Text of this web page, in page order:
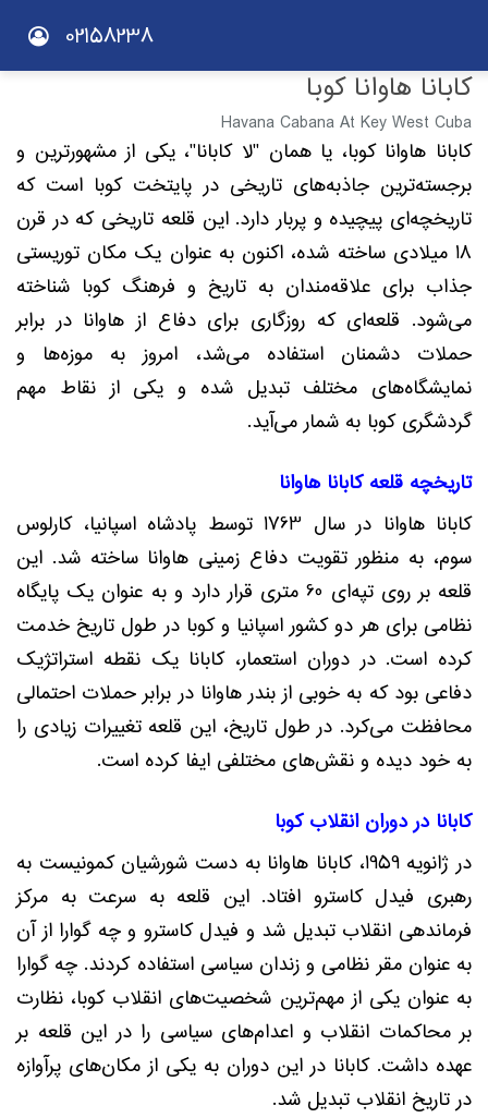
02158238
کابانا هاوانا کوبا
Havana Cabana At Key West Cuba
کابانا هاوانا کوبا، یا همان "لا کابانا"، یکی از مشهورترین و
برجسته‌ترین جاذبه‌های تاریخی در پایتخت کوبا است که
تاریخچه‌ای پیچیده و پربار دارد. این قلعه تاریخی که در قرن
18 میلادی ساخته شده، اکنون به عنوان یک مکان توریستی
جذاب برای علاقه‌مندان به تاریخ و فرهنگ کوبا شناخته
می‌شود. قلعه‌ای که روزگاری برای دفاع از هاوانا در برابر
حملات دشمنان استفاده می‌شد، امروز به موزه‌ها و
نمایشگاه‌های مختلف تبدیل شده و یکی از نقاط مهم
گردشگری کوبا به شمار می‌آید.
تاریخچه قلعه کابانا هاوانا
کابانا هاوانا در سال 1763 توسط پادشاه اسپانیا، کارلوس
سوم، به منظور تقویت دفاع زمینی هاوانا ساخته شد. این
قلعه بر روی تپه‌ای 60 متری قرار دارد و به عنوان یک پایگاه
نظامی برای هر دو کشور اسپانیا و کوبا در طول تاریخ خدمت
کرده است. در دوران استعمار، کابانا یک نقطه استراتژیک
دفاعی بود که به خوبی از بندر هاوانا در برابر حملات احتمالی
محافظت می‌کرد. در طول تاریخ، این قلعه تغییرات زیادی را
به خود دیده و نقش‌های مختلفی ایفا کرده است.
کابانا در دوران انقلاب کوبا
در ژانویه 1959، کابانا هاوانا به دست شورشیان کمونیست به
رهبری فیدل کاسترو افتاد. این قلعه به سرعت به مرکز
فرماندهی انقلاب تبدیل شد و فیدل کاسترو و چه گوارا از آن
به عنوان مقر نظامی و زندان سیاسی استفاده کردند. چه گوارا
به عنوان یکی از مهم‌ترین شخصیت‌های انقلاب کوبا، نظارت
بر محاکمات انقلاب و اعدام‌های سیاسی را در این قلعه بر
عهده داشت. کابانا در این دوران به یکی از مکان‌های پرآوازه
در تاریخ انقلاب تبدیل شد.